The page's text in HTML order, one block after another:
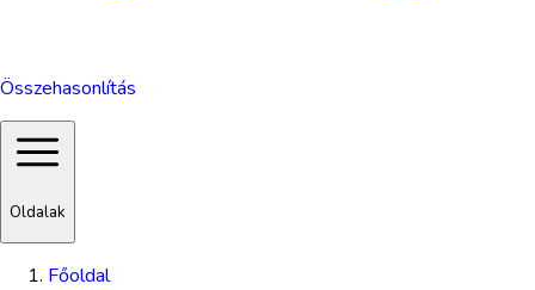
Összehasonlítás
Oldalak
Főoldal